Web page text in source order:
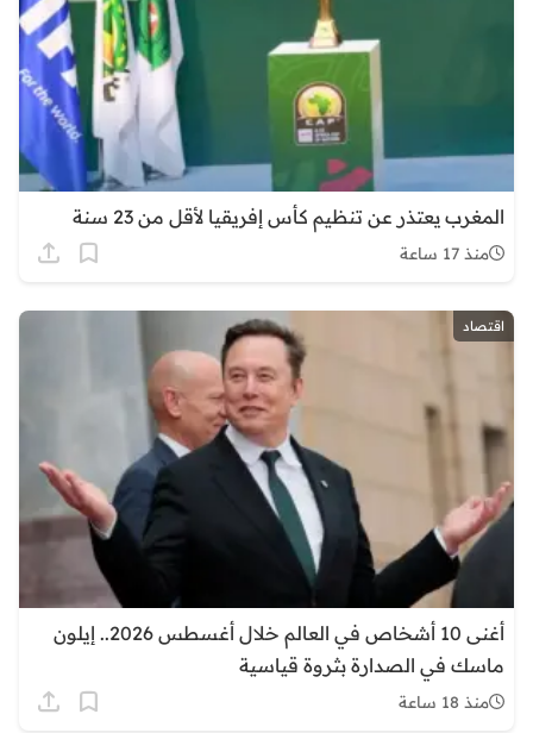
المغرب يعتذر عن تنظيم كأس إفريقيا لأقل من 23 سنة
منذ 17 ساعة
اقتصاد
أغنى 10 أشخاص في العالم خلال أغسطس 2026.. إيلون
ماسك في الصدارة بثروة قياسية
منذ 18 ساعة